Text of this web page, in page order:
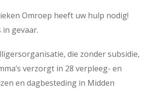
Omroep heeft uw hulp nodig!
gevaar.
die zonder subsidie,
verzorgt in 28 verpleeg- en
en dagbesteding in Midden